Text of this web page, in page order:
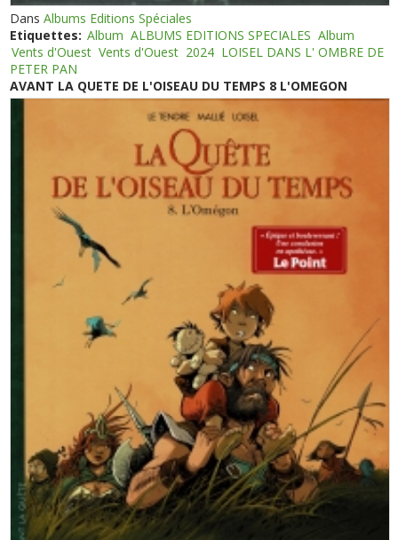
DansAlbums Editions Spéciales
Etiquettes: Album ALBUMS EDITIONS SPECIALES Album
Vents d'Ouest Vents d'Ouest 2024 LOISEL DANS L' OMBRE DE
PETER PAN
AVANT LA QUETE DE L'OISEAU DU TEMPS 8 L'OMEGON